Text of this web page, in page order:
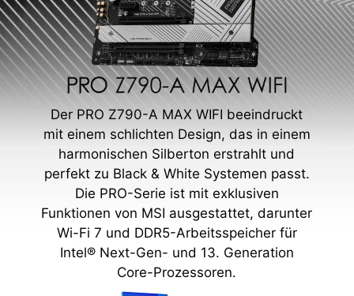
Der PRO Z790-A MAX WIFI beeindruckt
mit einem schlichten Design, das in einem
harmonischen Silberton erstrahlt und
perfekt zu Black & White Systemen passt.
Die PRO-Serie ist mit exklusiven
Funktionen von MSI ausgestattet, darunter
Wi-Fi 7 und DDR5-Arbeitsspeicher für
Intel® Next-Gen- und 13. Generation
Core-Prozessoren.